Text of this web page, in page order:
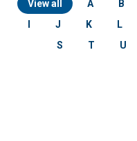
View all A B
J K L
S
T U